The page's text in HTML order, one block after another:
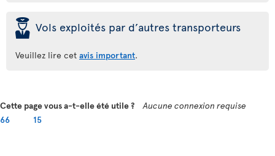
þ Vols exploités par d’autres transporteurs
Veuillez lire cet avis important.
Cette page vous a-t-elle été utile ?
Aucune connexion requise
66
15